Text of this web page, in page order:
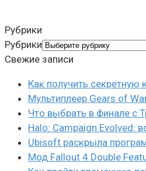
Рубрики
Рубрики
Свежие записи
Как получить секретную
Мультиплеер Gears of
Что выбрать в финале с
Halo: Campaign Evolved:
Ubisoft раскрыла
Мод Fallout 4 Double